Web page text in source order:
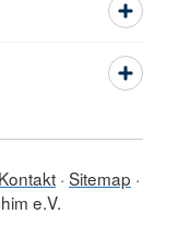
Kontakt Sitemap
e.V.